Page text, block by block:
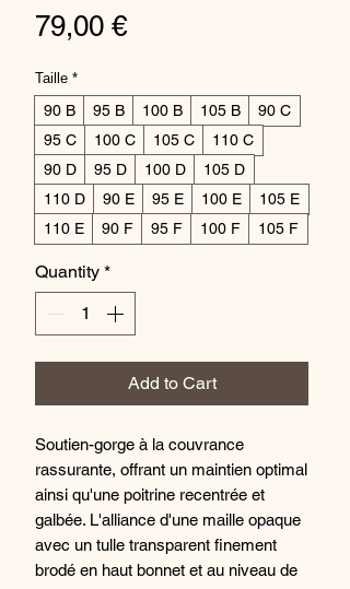
79,00 €Price
Taille *
90 B 95 B 100 B 105 B
90 C
95 C
100 C 105 C
110 C
90 D
95 D 100 D
105 D
110 D
90 E 95 E 100 E
105 E
110 E
90 F 95 F 100 F 105 F
Quantity *
Add to Cart
Soutien-gorge à la couvrance
rassurante, offrant un maintien optimal
ainsi qu'une poitrine recentrée et
galbée. L'alliance d'une maille opaque
avec un tulle transparent finement
brodé en haut bonnet et au niveau de